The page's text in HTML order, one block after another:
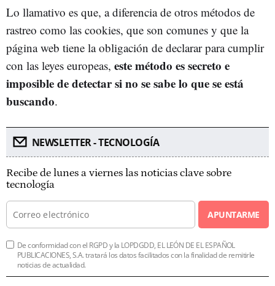
Lo llamativo es que, a diferencia de otros métodos de
rastreo como las cookies, que son comunes y que la
página web tiene la obligación de declarar para cumplir
con las leyes europeas, este método es secreto e
imposible de detectar si no se sabe lo que se está
buscando.
NEWSLETTER - TECNOLOGÍA
Recibe de lunes a viernes las noticias clave sobre
tecnología
APUNTARME
De conformidad con el RGPD y la LOPDGDD, EL LEÓN DE EL ESPAÑOL
PUBLICACIONES, S.A. tratará los datos facilitados con la finalidad de remitirle
noticias de actualidad.